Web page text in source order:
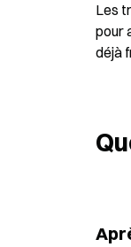
Les
pour
déjà